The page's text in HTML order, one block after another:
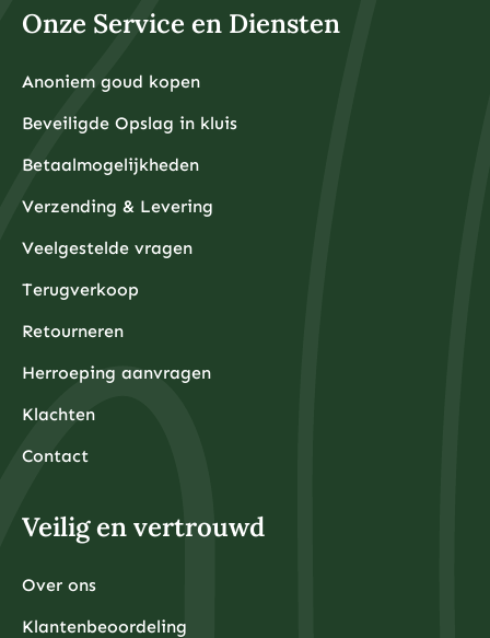
Onze Service en Diensten
Anoniem goud kopen
Beveiligde Opslag in kluis
Betaalmogelijkheden
Verzending & Levering
Veelgestelde vragen
Terugverkoop
Retourneren
Herroeping aanvragen
Klachten
Contact
Veilig en vertrouwd
Over ons
Klantenbeoordeling